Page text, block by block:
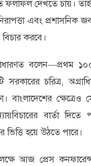
ফলাফল দেখতে চায়।
এবং প্রশাসনিক
করবে।
সাধারণত
চরিত্র,
বাংলাদেশের
বার্তা
হয়ে উঠতে পারে।
আজ প্রেস